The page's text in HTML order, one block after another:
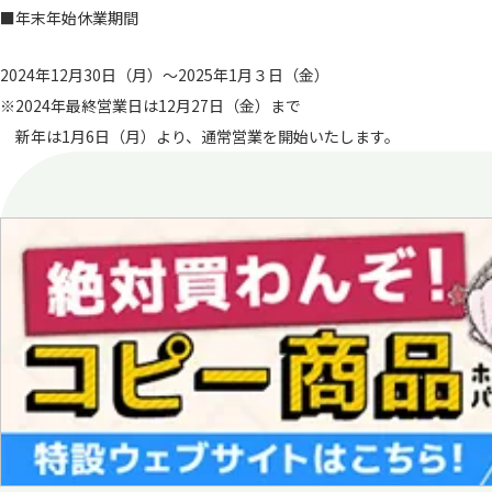
■年末年始休業期間
2024年12月30日（月）～2025年1月３日（金）
※2024年最終営業日は12月27日（金）まで
新年は1月6日（月）より、通常営業を開始いたします。